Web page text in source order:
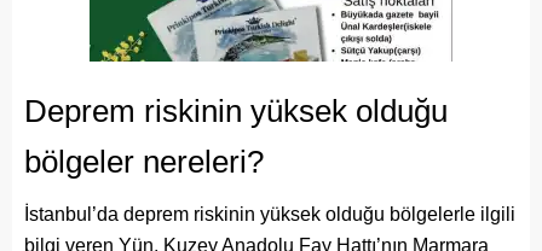
Deprem riskinin yüksek olduğu
bölgeler nereleri?
İstanbul’da deprem riskinin yüksek olduğu bölgelerle ilgili
bilgi veren Yün, Kuzey Anadolu Fay Hattı’nın Marmara